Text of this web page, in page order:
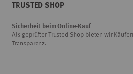
TRUSTED SHOP
Sicherheit beim Online-Kauf
Als geprüfter Trusted Shop bieten wir
Transparenz.